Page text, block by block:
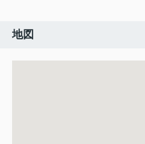
地図